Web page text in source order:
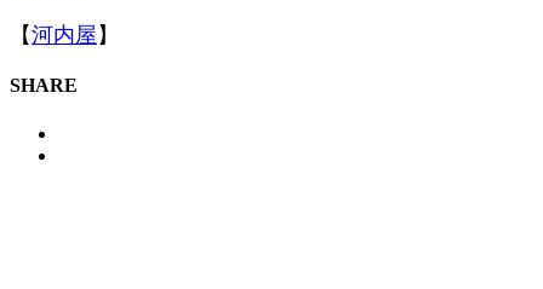
【河内屋 】
SHARE